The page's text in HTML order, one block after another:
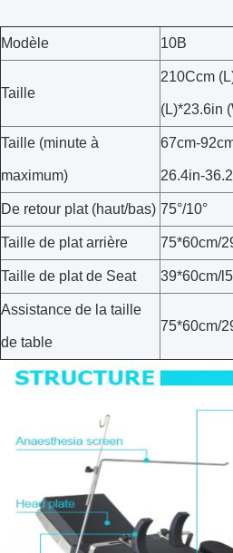
Modèle 10B
Taille
210Ccm
(L)*23.6in
Taille (minute à
maximum)
67cm-
26.4in-
De retour plat (haut/bas) 75°/10°
Taille de plat arrière 75*60cm/
Taille de plat de Seat 39*60cm/
Assistance de la taille
de table
75*60cm/